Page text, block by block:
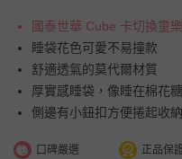
國泰世華 Cube 卡切換童
睡袋花色可愛不易撞款
舒適透氣的莫代爾材質
厚實感睡袋，像睡在棉花
側邊有小鈕扣方便捲起收
口碑嚴選 正品保